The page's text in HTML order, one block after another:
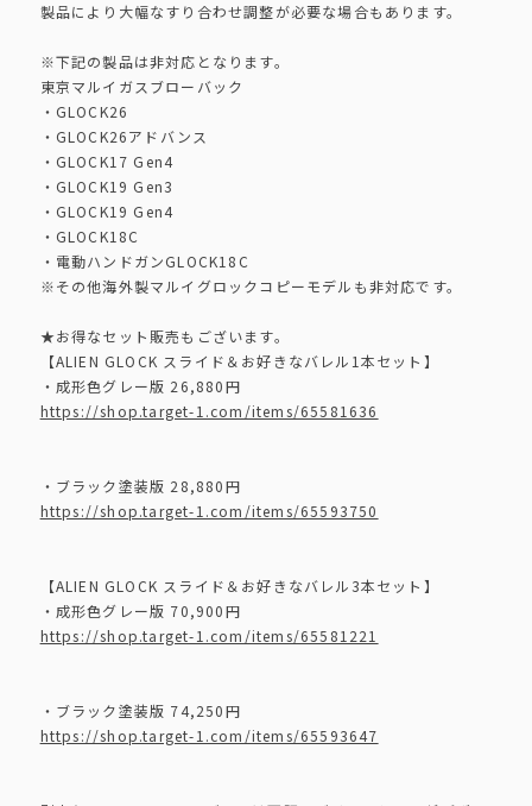
製品により大幅なすり合わせ調整が必要な場合もあります。
※下記の製品は非対応となります。
東京マルイガスブローバック
・GLOCK26
・GLOCK26アドバンス
・GLOCK17 Gen4
・GLOCK19 Gen3
・GLOCK19 Gen4
・GLOCK18C
・電動ハンドガンGLOCK18C
※その他海外製マルイグロックコピーモデルも非対応です。
★お得なセット販売もございます。
【ALIEN GLOCK スライド＆お好きなバレル1本セット】
・成形色グレー版 26,880円
https://shop.target-1.com/items/65581636
・ブラック塗装版 28,880円
https://shop.target-1.com/items/65593750
【ALIEN GLOCK スライド＆お好きなバレル3本セット】
・成形色グレー版 70,900円
https://shop.target-1.com/items/65581221
・ブラック塗装版 74,250円
https://shop.target-1.com/items/65593647